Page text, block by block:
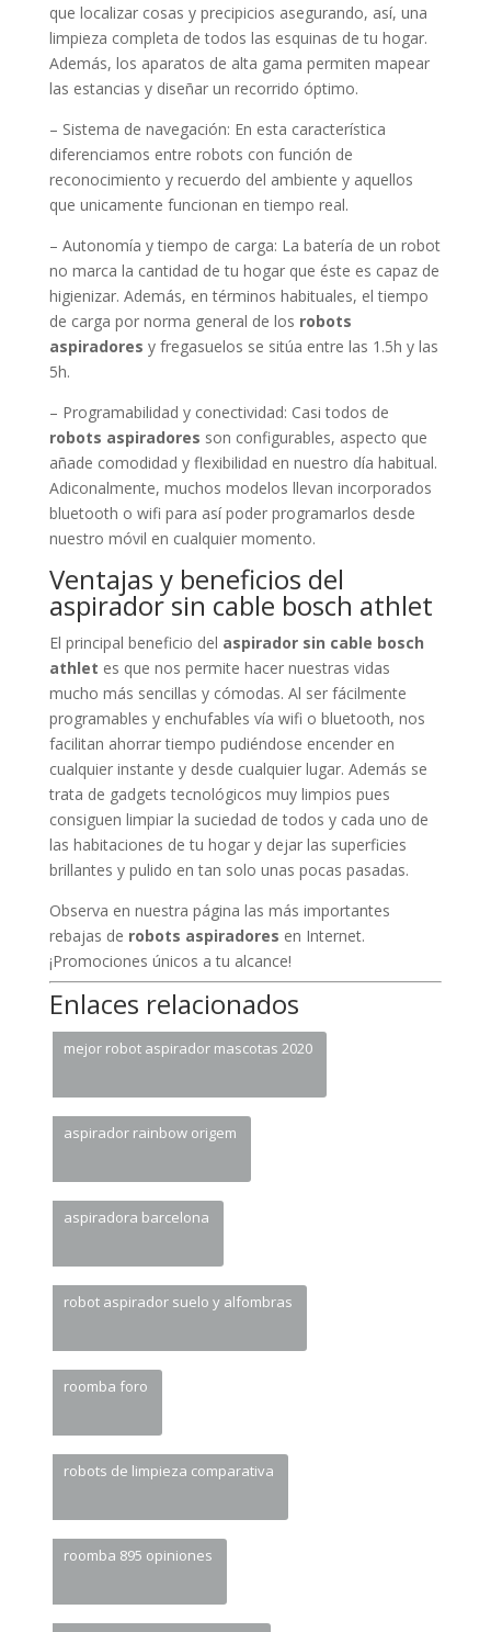
que localizar cosas y precipicios asegurando, así, una
limpieza completa de todos las esquinas de tu hogar.
Además, los aparatos de alta gama permiten mapear
las estancias y diseñar un recorrido óptimo.
– Sistema de navegación: En esta característica
diferenciamos entre robots con función de
reconocimiento y recuerdo del ambiente y aquellos
que unicamente funcionan en tiempo real.
– Autonomía y tiempo de carga: La batería de un robot
no marca la cantidad de tu hogar que éste es capaz de
higienizar. Además, en términos habituales, el tiempo
de carga por norma general de los robots
aspiradores y fregasuelos se sitúa entre las 1.5h y las
5h.
– Programabilidad y conectividad: Casi todos de
robots aspiradores son configurables, aspecto que
añade comodidad y flexibilidad en nuestro día habitual.
Adiconalmente, muchos modelos llevan incorporados
bluetooth o wifi para así poder programarlos desde
nuestro móvil en cualquier momento.
Ventajas y beneficios del
aspirador sin cable bosch athlet
El principal beneficio del aspirador sin cable bosch
athlet es que nos permite hacer nuestras vidas
mucho más sencillas y cómodas. Al ser fácilmente
programables y enchufables vía wifi o bluetooth, nos
facilitan ahorrar tiempo pudiéndose encender en
cualquier instante y desde cualquier lugar. Además se
trata de gadgets tecnológicos muy limpios pues
consiguen limpiar la suciedad de todos y cada uno de
las habitaciones de tu hogar y dejar las superficies
brillantes y pulido en tan solo unas pocas pasadas.
Observa en nuestra página las más importantes
rebajas de robots aspiradores en Internet.
¡Promociones únicos a tu alcance!
Enlaces relacionados
mejor robot aspirador mascotas 2020
aspirador rainbow origem
aspiradora barcelona
robot aspirador suelo y alfombras
roomba foro
robots de limpieza comparativa
roomba 895 opiniones